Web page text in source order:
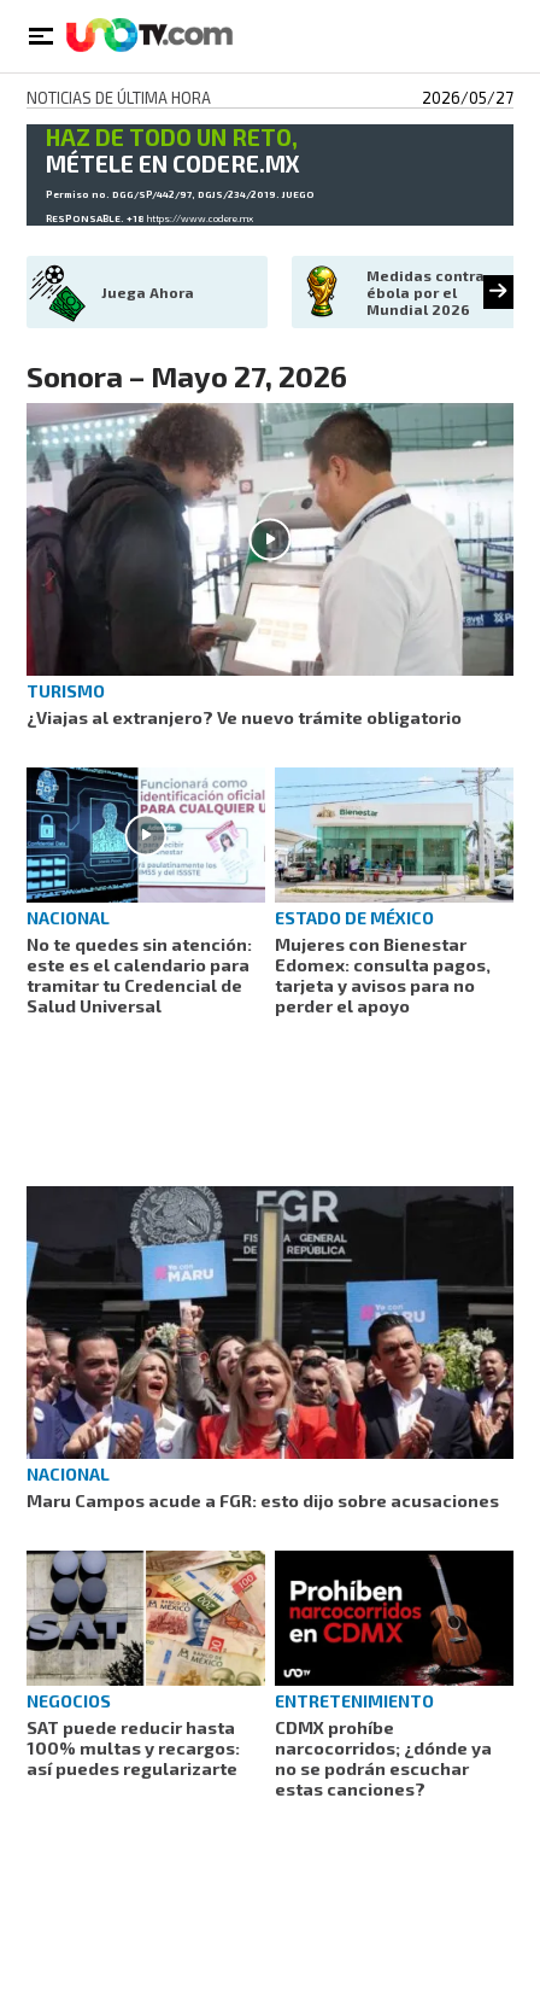
NOTICIAS DE ÚLTIMA HORA 2026/05/27
HAZ DE TODO UN RETO,
MÉTELE EN CODERE.MX
Permiso no. DGG/SP/442/97, DGJS/234/2019. JUEGO
RESPONSABLE. +18https://www.codere.mx
Juega Ahora
Medidas contra
ébola por el
Mundial 2026
Sonora – Mayo 27, 2026
TURISMO
¿Viajas al extranjero? Ve nuevo trámite obligatorio
NACIONAL
No te quedes sin atención:
este es el calendario para
tramitar tu Credencial de
Salud Universal
ESTADO DE MÉXICO
Mujeres con Bienestar
Edomex: consulta pagos,
tarjeta y avisos para no
perder el apoyo
NACIONAL
Maru Campos acude a FGR: esto dijo sobre acusaciones
NEGOCIOS
SAT puede reducir hasta
100% multas y recargos:
así puedes regularizarte
ENTRETENIMIENTO
CDMX prohíbe
narcocorridos; ¿dónde ya
no se podrán escuchar
estas canciones?